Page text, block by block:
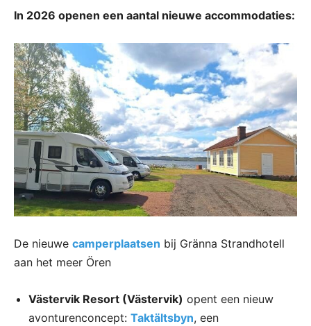
In 2026 openen een aantal nieuwe accommodaties:
De nieuwe camperplaatsen bij Gränna Strandhotell
aan het meer Ören
Västervik Resort (Västervik) opent een nieuw
avonturenconcept: Taktältsbyn, een